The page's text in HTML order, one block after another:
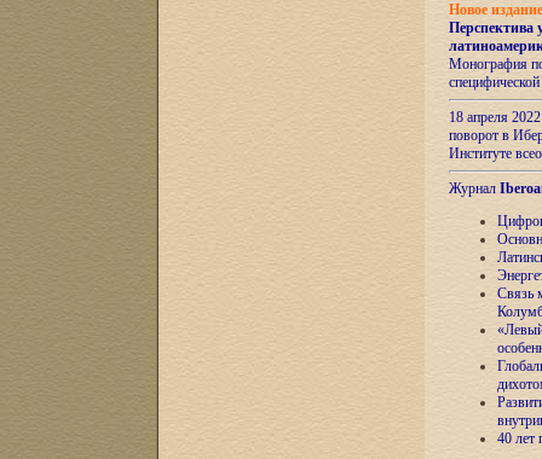
Новое
Перспектива
Монография
18 апреля
поворот в
Институте
Журнал
Связь
40 лет